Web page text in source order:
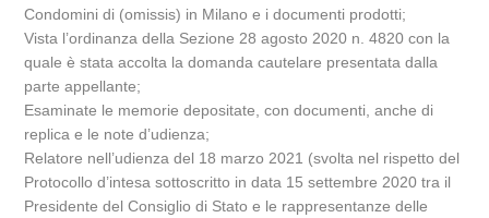
Condomini di (omissis) in Milano e i documenti prodotti;
Vista l’ordinanza della Sezione 28 agosto 2020 n. 4820 con la
quale è stata accolta la domanda cautelare presentata dalla
parte appellante;
Esaminate le memorie depositate, con documenti, anche di
replica e le note d’udienza;
Relatore nell’udienza del 18 marzo 2021 (svolta nel rispetto del
Protocollo d’intesa sottoscritto in data 15 settembre 2020 tra il
Presidente del Consiglio di Stato e le rappresentanze delle